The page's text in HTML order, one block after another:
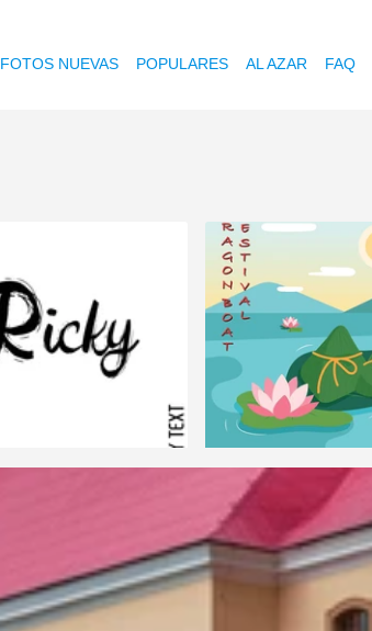
FOTOS NUEVAS POPULARES AL AZAR FAQ